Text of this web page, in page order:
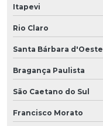
Itapevi
Rio Claro
Santa Bárbara d'Oeste
Bragança Paulista
São Caetano do Sul
Francisco Morato